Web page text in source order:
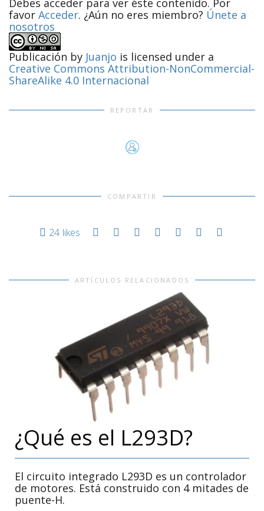
favor Acceder. ¿Aún no eres miembro? Únete a
nosotros
Publicación by Juanjo is licensed under a
Creative Commons Attribution-NonCommercial-
ShareAlike 4.0 Internacional
REPORTAR
COMPARTIR
24 likes
ARTÍCULOS RELACIONADOS
¿Qué es el L293D?
El circuito integrado L293D es un controlador
de motores. Está construido con 4 mitades de
puente-H.